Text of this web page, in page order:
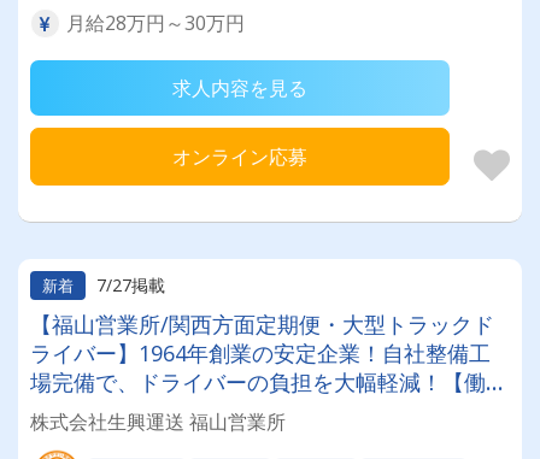
月給28万円～30万円
求人内容を見る
オンライン応募
新着 7/27掲載
【福山営業所/関西方面定期便・大型トラックド
ライバー】1964年創業の安定企業！自社整備工
場完備で、ドライバーの負担を大幅軽減！【働き
やすい職場制度＆健康経営優良法人認定企業】無
理なく長期的に働ける環境が自慢です◎
株式会社生興運送 福山営業所